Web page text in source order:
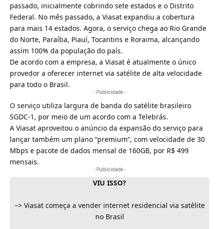
passado, inicialmente cobrindo sete estados e o Distrito
Federal. No mês passado, a Viasat expandiu a cobertura
para mais 14 estados. Agora, o serviço chega ao Rio Grande
do Norte, Paraíba, Piauí, Tocantins e Roraima, alcançando
assim 100% da população do país.
De acordo com a empresa, a Viasat é atualmente o único
provedor a oferecer internet via satélite de alta velocidade
para todo o Brasil.
- Publicidade -
O serviço utiliza largura de banda do satélite brasileiro
SGDC-1 , por meio de um acordo com a Telebrás.
A Viasat aproveitou o anúncio da expansão do serviço para
lançar também um plano “premium”, com velocidade de 30
Mbps e pacote de dados mensal de 160GB, por R$ 499
mensais.
- Publicidade -
VIU ISSO?
–> Viasat começa a vender internet residencial via satélite
no Brasil